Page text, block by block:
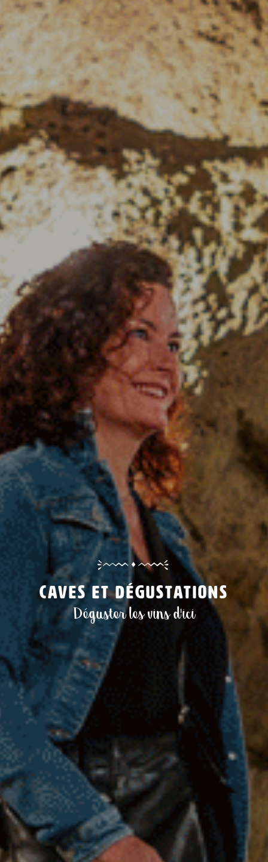
Caves et dégustations
Déguster les vins d'ici